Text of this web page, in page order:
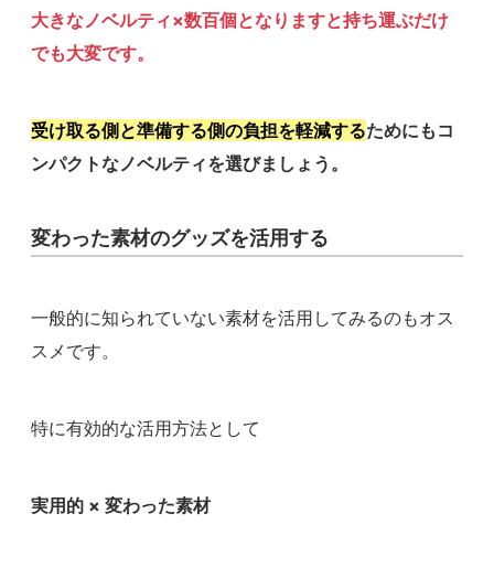
大きなノベルティ×数百個となりますと持ち運ぶだけ
でも大変です。
受け取る側と準備する側の負担を軽減するためにもコ
ンパクトなノベルティを選びましょう。
変わった素材のグッズを活用する
一般的に知られていない素材を活用してみるのもオス
スメです。
特に有効的な活用方法として
実用的 × 変わった素材